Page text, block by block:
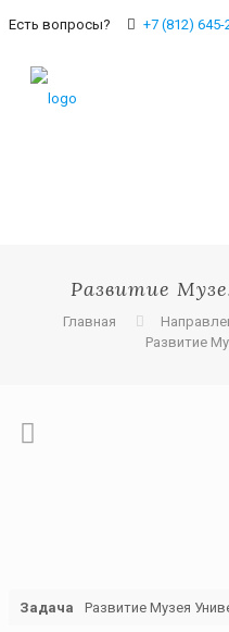
Есть вопросы? +7 (812) 645-
Развитие
Главная
Развитие
Задача Развитие Музея